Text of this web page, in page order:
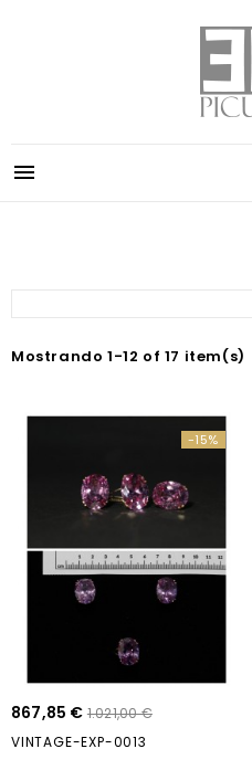

Mostrando 1-12 of 17 item(s)
-15%
867,85 € 1.021,00 €
VINTAGE-EXP-0013